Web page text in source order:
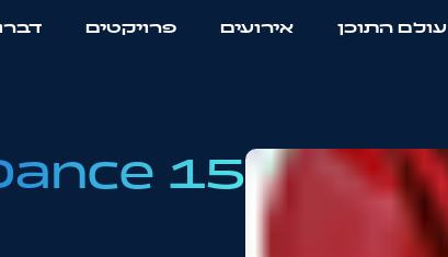
עולם התוכן אירועים פרויקטים
15